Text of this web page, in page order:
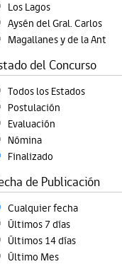
Los Lagos
Aysén del Gral. Carlos
Magallanes y de la Ant
del Concurso
Todos los Estados
Postulación
Evaluación
Nómina
Finalizado
de Publicación
Cualquier fecha
Últimos 7 días
Últimos 14 días
Último Mes